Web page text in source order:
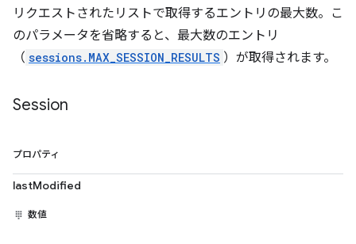
リクエストされたリストで取得するエントリの最大数。こ
のパラメータを省略すると、最大数のエントリ
（ sessions.MAX_SESSION_RESULTS ）が取得されます。
Session
プロパティ
lastModified
数値